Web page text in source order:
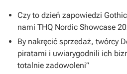
Czy to dzień zapowiedzi
nami THQ Nordic Showcase
By nakręcić sprzedaż, twórcy
piratami i uwiarygodnili ich
totalnie zadowoleni”